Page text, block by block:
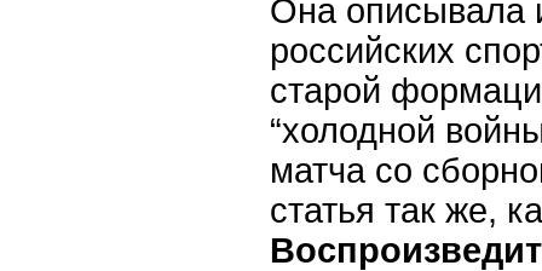
Она описывала
российских
старой
“холодной
матча со
статья так же,